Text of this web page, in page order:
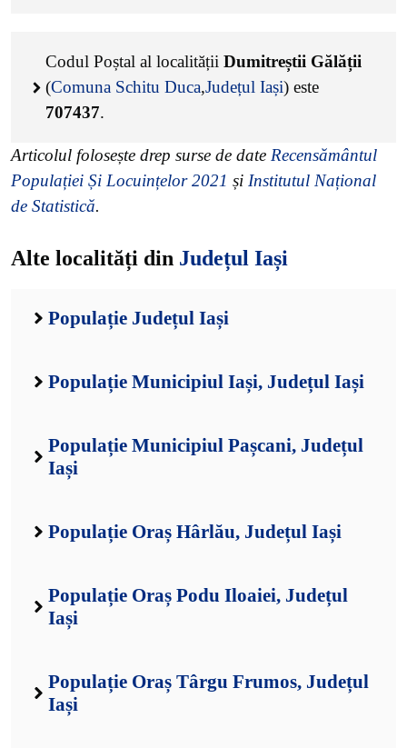
Codul Poștal al localității Dumitreștii Gălății
(Comuna Schitu Duca,Județul Iași) este
707437.
Articolul folosește drep surse de date Recensământul
Populației Și Locuințelor 2021 și Institutul Național
de Statistică.
Alte localități din Județul Iași
Populație Județul Iași
Populație Municipiul Iași, Județul Iași
Populație Municipiul Pașcani, Județul
Iași
Populație Oraș Hârlău, Județul Iași
Populație Oraș Podu Iloaiei, Județul
Iași
Populație Oraș Târgu Frumos, Județul
Iași